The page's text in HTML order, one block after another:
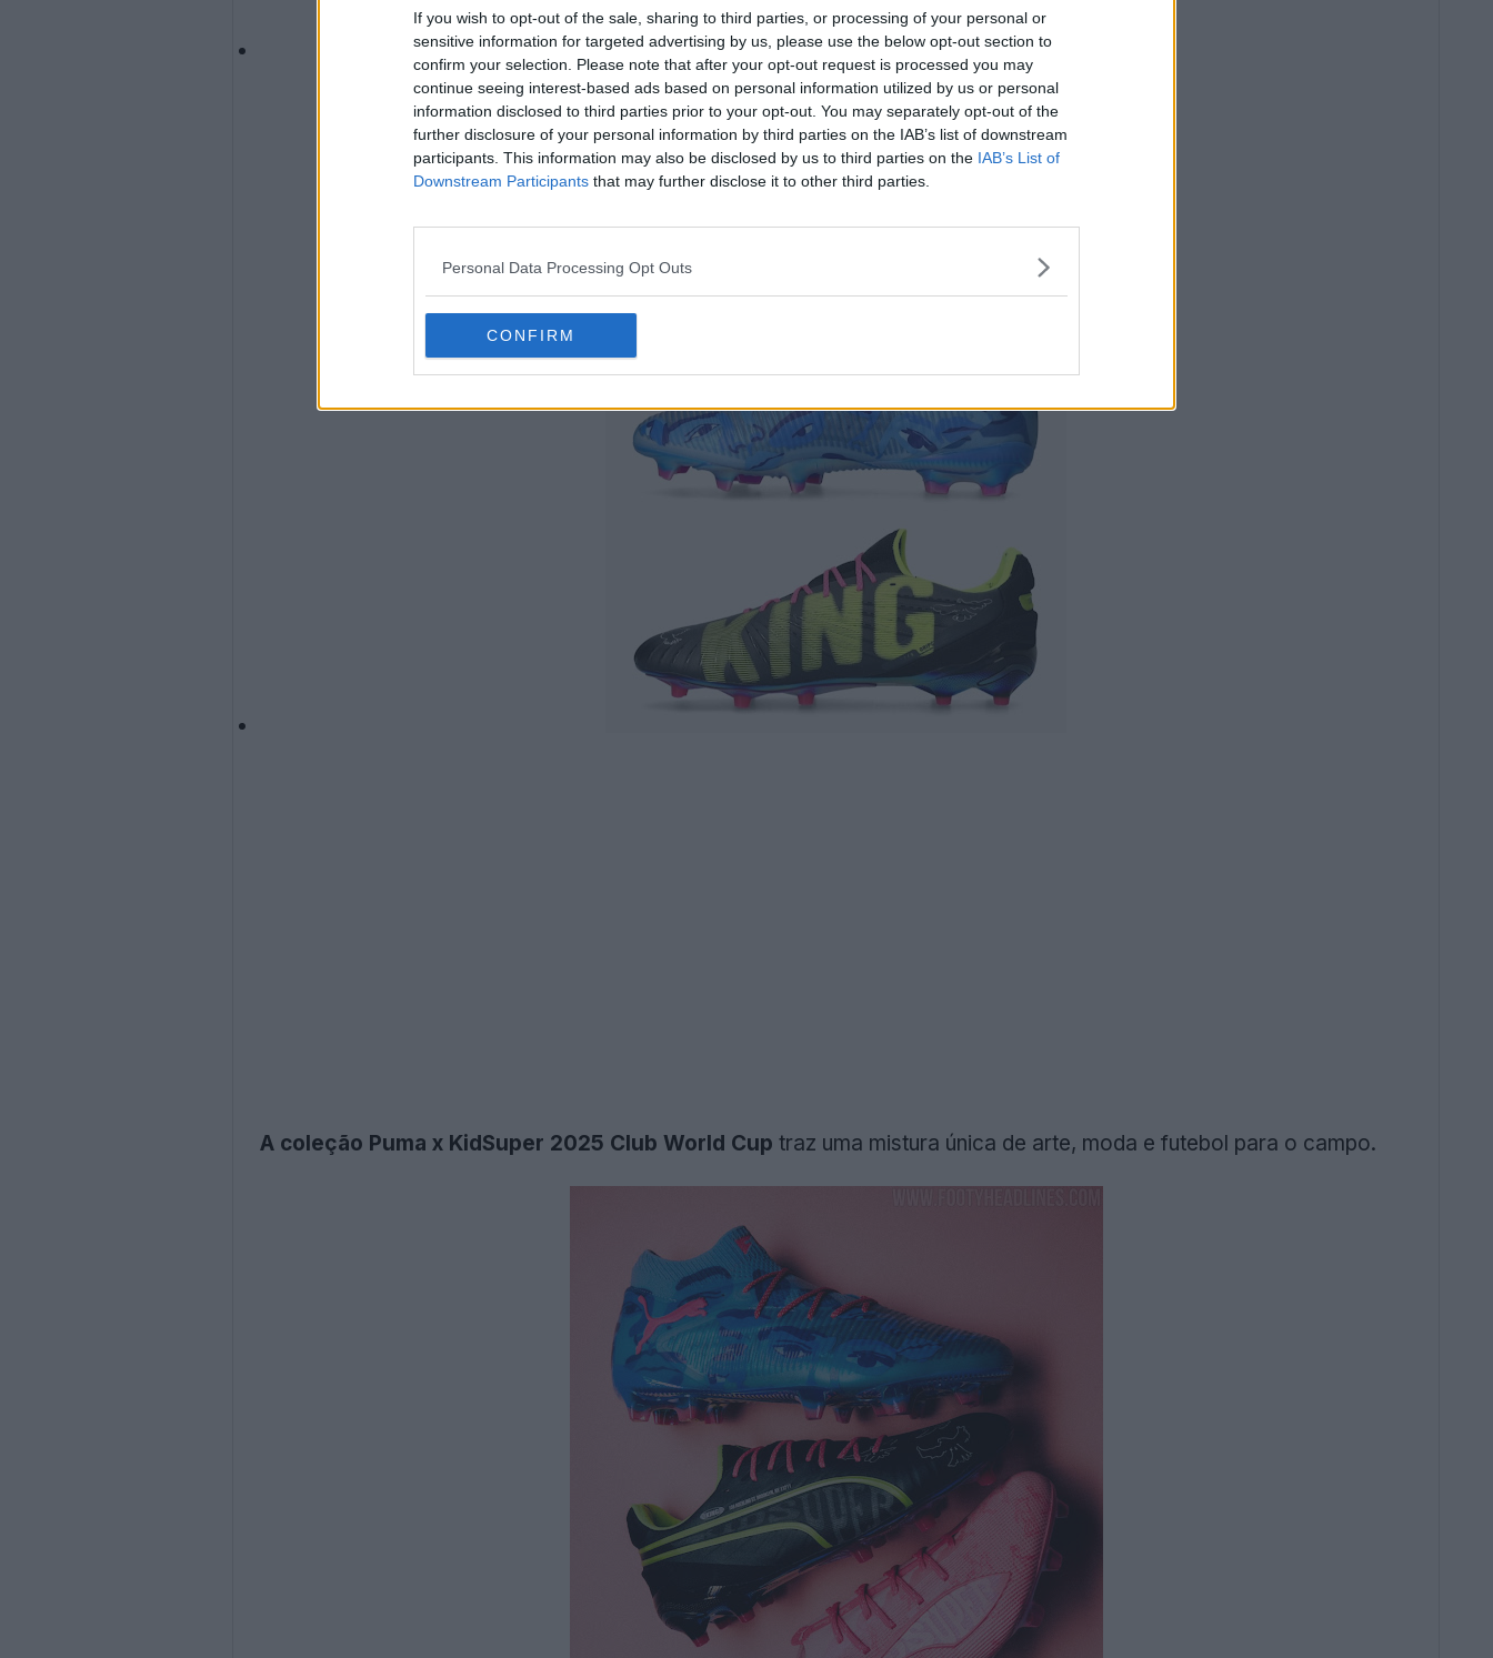
If you wish to opt-out of the sale, sharing to third parties, or processing of your personal or
sensitive information for targeted advertising by us, please use the below opt-out section to
confirm your selection. Please note that after your opt-out request is processed you may
continue seeing interest-based ads based on personal information utilized by us or personal
information disclosed to third parties prior to your opt-out. You may separately opt-out of the
further disclosure of your personal information by third parties on the IAB’s list of downstream
participants. This information may also be disclosed by us to third parties on the IAB’s List of
Downstream Participants that may further disclose it to other third parties.
Personal Data Processing Opt Outs
CONFIRM
A coleção Puma x KidSuper 2025 Club World Cup traz uma mistura única de arte, moda e futebol para o campo.